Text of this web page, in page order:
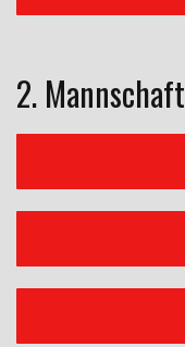
2. Mannschaft